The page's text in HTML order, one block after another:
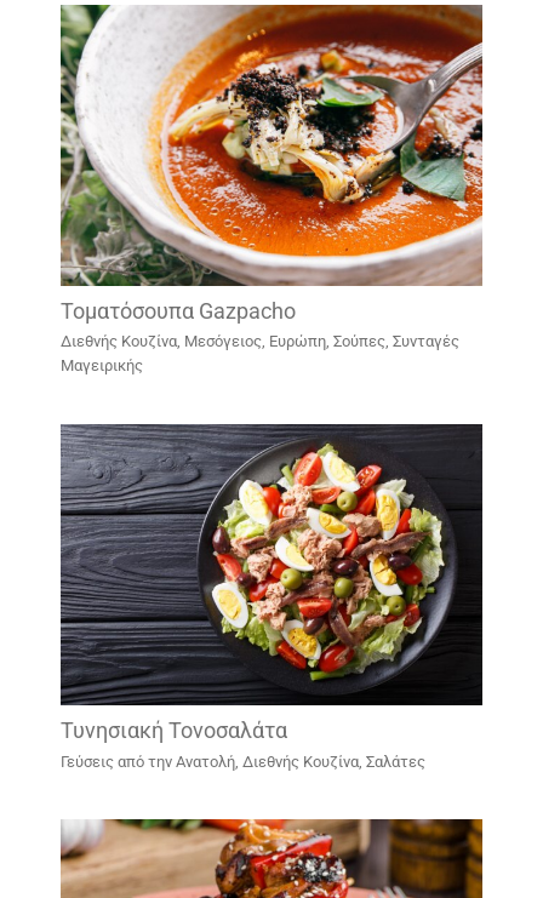
Τοματόσουπα Gazpacho
Διεθνής Κουζίνα, Μεσόγειος, Ευρώπη, Σούπες, Συνταγές
Μαγειρικής
Τυνησιακή Τονοσαλάτα
Γεύσεις από την Ανατολή, Διεθνής Κουζίνα, Σαλάτες